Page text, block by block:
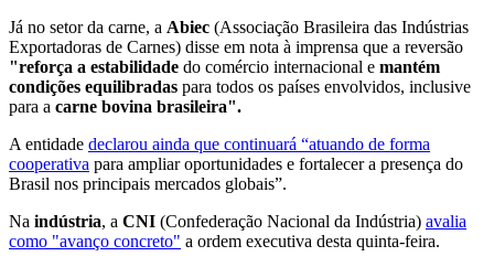
Já no setor da carne, a Abiec (Associação Brasileira das Indústrias
Exportadoras de Carnes) disse em nota à imprensa que a reversão
"reforça a estabilidade do comércio internacional e mantém
condições equilibradas para todos os países envolvidos, inclusive
para a carne bovina brasileira".
A entidade declarou ainda que continuará “atuando de forma
cooperativa para ampliar oportunidades e fortalecer a presença do
Brasil nos principais mercados globais”.
Na indústria, a CNI (Confederação Nacional da Indústria) avalia
como "avanço concreto" a ordem executiva desta quinta-feira.